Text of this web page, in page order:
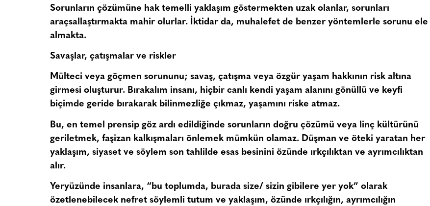
Sorunların çözümüne hak temelli yaklaşım göstermekten uzak olanlar, sorunları
araçsallaştırmakta mahir olurlar. İktidar da, muhalefet de benzer yöntemlerle sorunu ele
almakta.
Savaşlar, çatışmalar ve riskler
Mülteci veya göçmen sorununu; savaş, çatışma veya özgür yaşam hakkının risk altına
girmesi oluşturur. Bırakalım insanı, hiçbir canlı kendi yaşam alanını gönüllü ve keyfi
biçimde geride bırakarak bilinmezliğe çıkmaz, yaşamını riske atmaz.
Bu, en temel prensip göz ardı edildiğinde sorunların doğru çözümü veya linç kültürünü
geriletmek, faşizan kalkışmaları önlemek mümkün olamaz. Düşman ve öteki yaratan her
yaklaşım, siyaset ve söylem son tahlilde esas besinini özünde ırkçılıktan ve ayrımcılıktan
alır.
Yeryüzünde insanlara, “bu toplumda, burada size/ sizin gibilere yer yok” olarak
özetlenebilecek nefret söylemli tutum ve yaklaşım, özünde ırkçılığın, ayrımcılığın